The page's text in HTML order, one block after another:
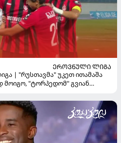
ᲔᲠᲝᲕᲜᲣᲚᲘ ᲚᲘᲒᲐ
| "რუსთავმა" უკეთ ითამაშა
მოიგო, "ტორპედომ" გვიან